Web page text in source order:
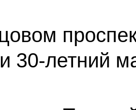
30-летний